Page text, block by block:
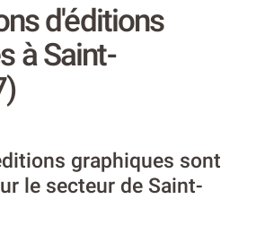
d'éditions
à Saint-
graphiques sont
le secteur de Saint-